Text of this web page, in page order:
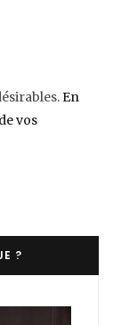
En
vos
?